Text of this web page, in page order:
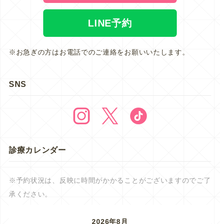
LINE予約
※お急ぎの方はお電話でのご連絡をお願いいたします。
SNS
診療カレンダー
※予約状況は、反映に時間がかかることがございますのでご了
承ください。
2026年8月